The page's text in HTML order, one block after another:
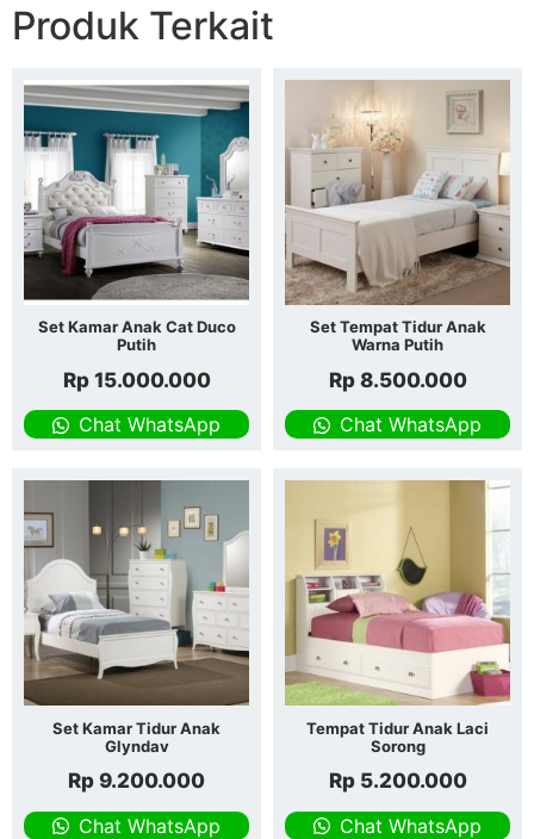
Produk Terkait
Set Kamar Anak Cat Duco
Putih
Rp15.000.000
Chat WhatsApp
Set Tempat Tidur Anak
Warna Putih
Rp8.500.000
Chat WhatsApp
Set Kamar Tidur Anak
Glyndav
Rp 9.200.000
Chat WhatsApp
Tempat Tidur Anak Laci
Sorong
Rp5.200.000
Chat WhatsApp